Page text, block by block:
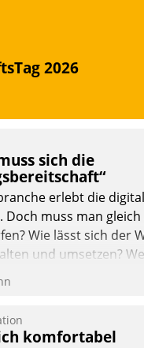
2026
sich die
erlebt die
muss man
Wie lässt sich der
und umsetzen?
wirklich?
komfortabel